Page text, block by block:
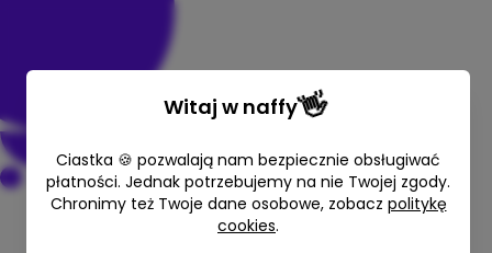
Konsultacja "Daj się znaleźć
Witaj w naffy 👋
Ciastka 🍪 pozwalają nam bezpiecznie obsługiwać
płatności. Jednak potrzebujemy na nie Twojej zgody.
Chronimy też Twoje dane osobowe, zobacz politykę
cookies.